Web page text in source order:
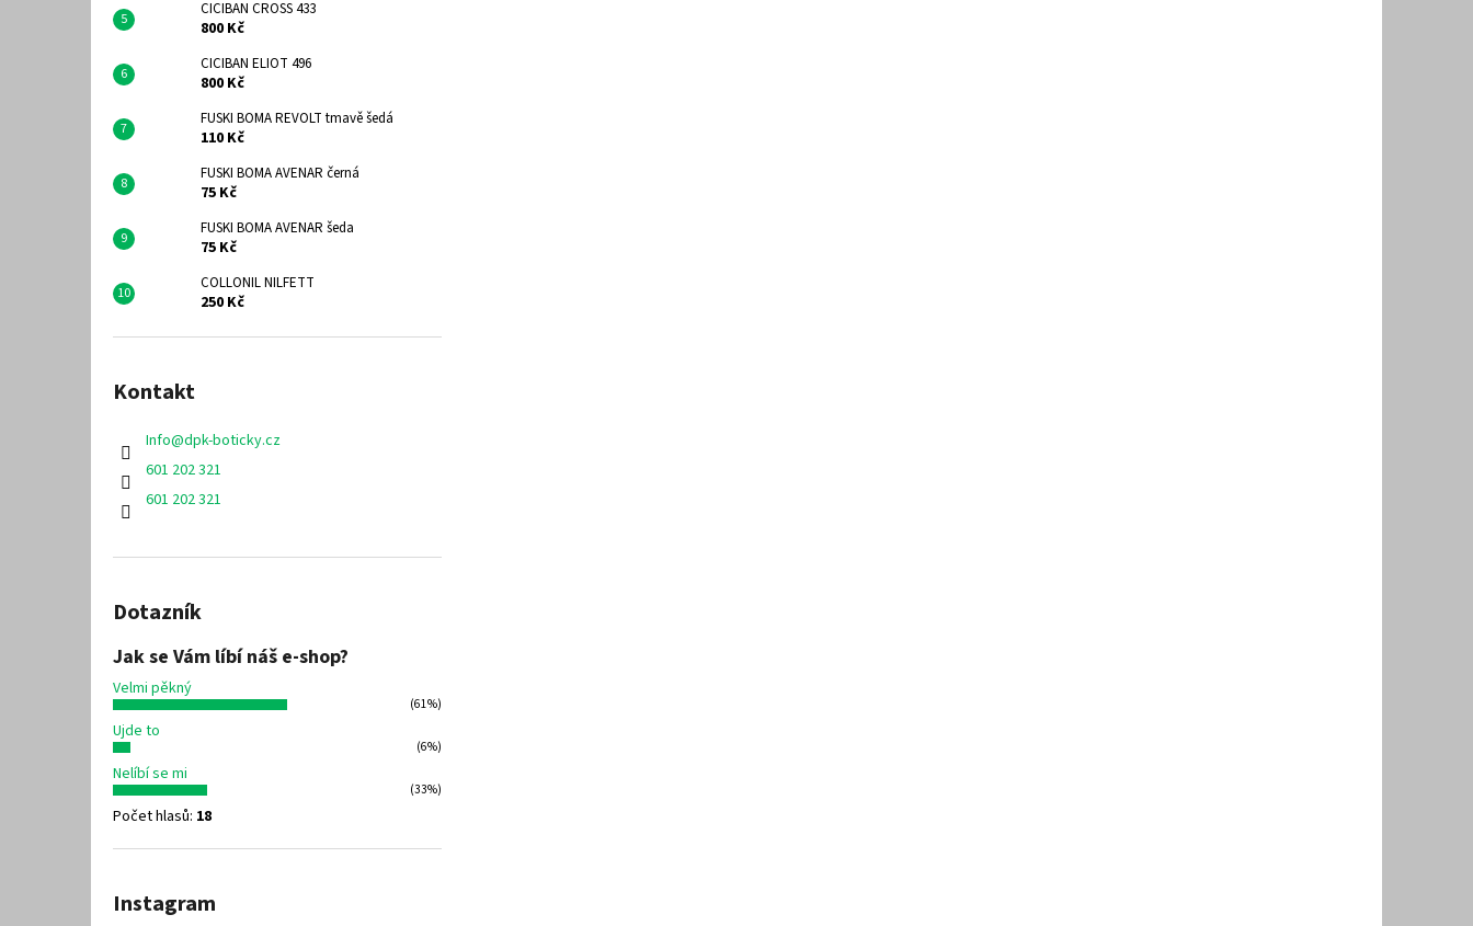
CICIBAN CROSS 433
800 Kč
CICIBAN ELIOT 496
800 Kč
FUSKI BOMA REVOLT tmavě šedá
110 Kč
FUSKI BOMA AVENAR černá
75 Kč
FUSKI BOMA AVENAR šeda
75 Kč
COLLONIL NILFETT
250 Kč
Kontakt
Info@dpk-boticky.cz
601 202 321
601 202 321
Dotazník
Jak se Vám líbí náš e-shop?
Velmi pěkný
(61%)
Ujde to
(6%)
Nelíbí se mi
(33%)
Počet hlasů: 18
Instagram